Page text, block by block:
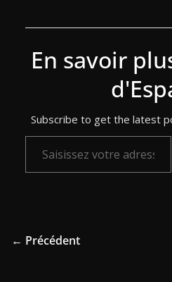
En savoir
Subscribe to get the latest
Saisissez votre adresse e-mail…
← Précédent